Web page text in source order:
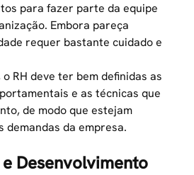
para fazer parte da equipe
Embora pareça
requer bastante cuidado e
RH deve ter bem definidas as
e as técnicas que
de modo que estejam
demandas da empresa.
Desenvolvimento